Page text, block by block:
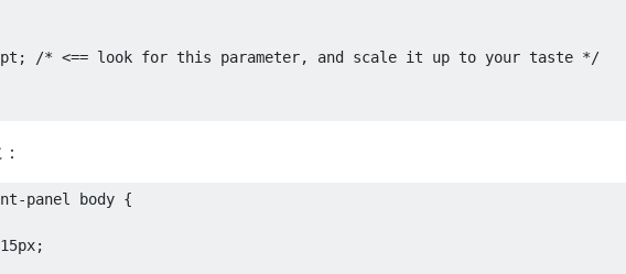
/* <== look for this parameter, and scale it up to your taste */
panel body {